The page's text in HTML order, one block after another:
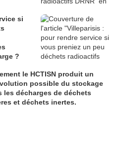
si
?
le HCTISN produit un
possible du stockage
décharges de déchets
et déchets inertes.